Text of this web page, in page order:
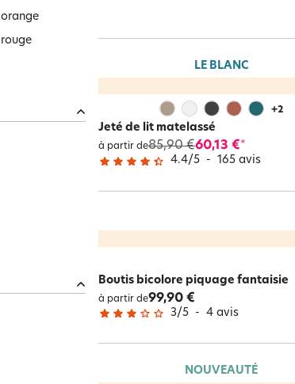
orange
rouge
LE BLANC
+2
Jeté de lit matelassé
à partir de85,90 €60,13 €*
4.4/5 - 165 avis
Boutis bicolore piquage fantaisie
à partir de99,90 €
3/5 - 4 avis
NOUVEAUTÉ